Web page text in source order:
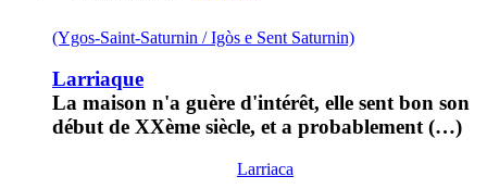
(Ygos-Saint-Saturnin / Igòs e Sent Saturnin)
Larriaque
La maison n'a guère d'intérêt, elle sent bon son
début de XXème siècle, et a probablement (…)
Larriaca